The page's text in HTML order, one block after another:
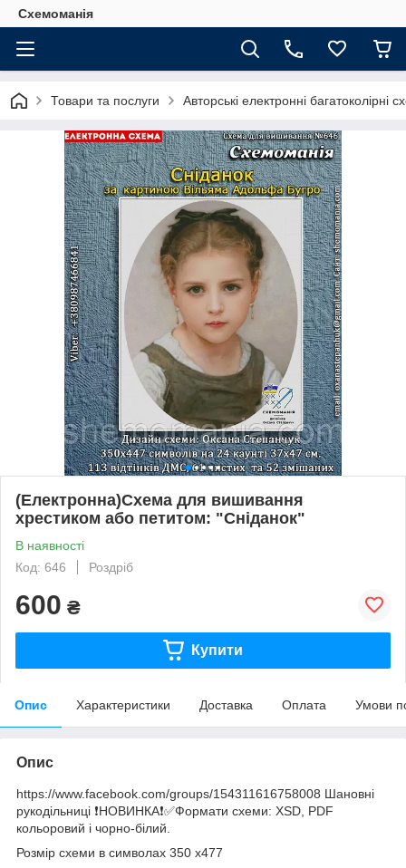
Схемоманія
Товари та послуги Авторські електронні
(Електронна)Схема для вишивання
хрестиком або петитом: "Сніданок"
В наявності
Код: 646
Роздріб
600 ₴
Купити
Опис Характеристики Доставка Оплата Умови
Опис
https://www.facebook.com/groups/154311616758008 Шановні
рукодільниці ❗️НОВИНКА❗️✅Формати схеми: XSD, PDF
кольоровий і чорно-білий.
Розмір схеми в символах 350 х477